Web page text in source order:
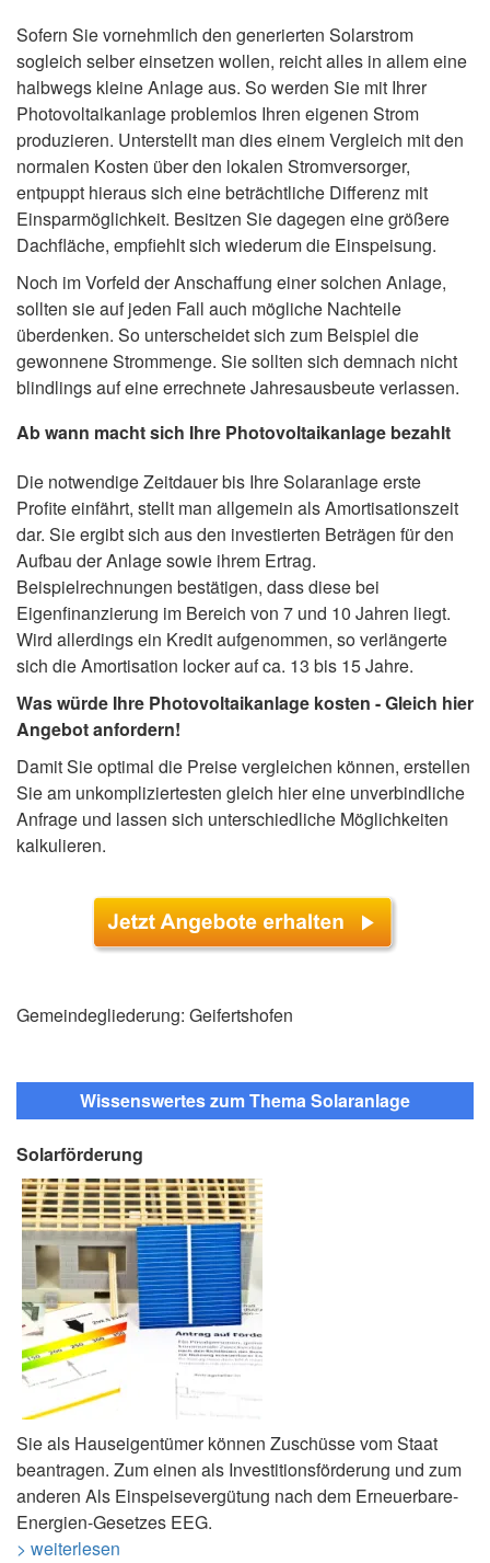
Sofern Sie vornehmlich den generierten Solarstrom
sogleich selber einsetzen wollen, reicht alles in allem eine
halbwegs kleine Anlage aus. So werden Sie mit Ihrer
Photovoltaikanlage problemlos Ihren eigenen Strom
produzieren. Unterstellt man dies einem Vergleich mit den
normalen Kosten über den lokalen Stromversorger,
entpuppt hieraus sich eine beträchtliche Differenz mit
Einsparmöglichkeit. Besitzen Sie dagegen eine größere
Dachfläche, empfiehlt sich wiederum die Einspeisung.
Noch im Vorfeld der Anschaffung einer solchen Anlage,
sollten sie auf jeden Fall auch mögliche Nachteile
überdenken. So unterscheidet sich zum Beispiel die
gewonnene Strommenge. Sie sollten sich demnach nicht
blindlings auf eine errechnete Jahresausbeute verlassen.
Ab wann macht sich Ihre Photovoltaikanlage bezahlt
Die notwendige Zeitdauer bis Ihre Solaranlage erste
Profite einfährt, stellt man allgemein als Amortisationszeit
dar. Sie ergibt sich aus den investierten Beträgen für den
Aufbau der Anlage sowie ihrem Ertrag.
Beispielrechnungen bestätigen, dass diese bei
Eigenfinanzierung im Bereich von 7 und 10 Jahren liegt.
Wird allerdings ein Kredit aufgenommen, so verlängerte
sich die Amortisation locker auf ca. 13 bis 15 Jahre.
Was würde Ihre Photovoltaikanlage kosten - Gleich hier
Angebot anfordern!
Damit Sie optimal die Preise vergleichen können, erstellen
Sie am unkompliziertesten gleich hier eine unverbindliche
Anfrage und lassen sich unterschiedliche Möglichkeiten
kalkulieren.
Gemeindegliederung: Geifertshofen
Wissenswertes zum Thema Solaranlage
Solarförderung
Sie als Hauseigentümer können Zuschüsse vom Staat
beantragen. Zum einen als Investitionsförderung und zum
anderen Als Einspeisevergütung nach dem Erneuerbare-
Energien-Gesetzes EEG.
> weiterlesen